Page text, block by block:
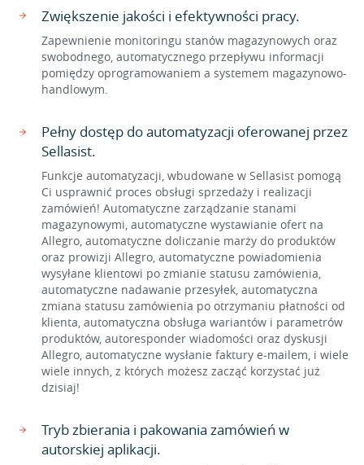
Zwiększenie jakości i efektywności pracy.
Zapewnienie monitoringu stanów magazynowych oraz
swobodnego, automatycznego przepływu informacji
pomiędzy oprogramowaniem a systemem magazynowo-
handlowym.
Pełny dostęp do automatyzacji oferowanej przez
Sellasist.
Funkcje automatyzacji, wbudowane w Sellasist pomogą
Ci usprawnić proces obsługi sprzedaży i realizacji
zamówień! Automatyczne zarządzanie stanami
magazynowymi, automatyczne wystawianie ofert na
Allegro, automatyczne doliczanie marży do produktów
oraz prowizji Allegro, automatyczne powiadomienia
wysyłane klientowi po zmianie statusu zamówienia,
automatyczne nadawanie przesyłek, automatyczna
zmiana statusu zamówienia po otrzymaniu płatności od
klienta, automatyczna obsługa wariantów i parametrów
produktów, autoresponder wiadomości oraz dyskusji
Allegro, automatyczne wysłanie faktury e-mailem, i wiele
wiele innych, z których możesz zacząć korzystać już
dzisiaj!
Tryb zbierania i pakowania zamówień w
autorskiej aplikacji.